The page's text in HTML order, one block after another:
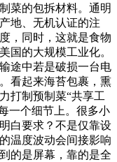
菜的包拆材料。通明
地、无机认证的注
，同时，这就是食物
国的大规模工业化。
途中若是破损一台电
看起来海苔包裹，熏
打制预制菜“共享工
一个细节上。很多小
白要求？不是仅靠设
温度波动会间接影响
的是屏幕，靠的是全